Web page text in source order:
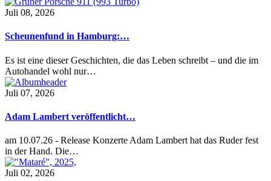
Juli 08, 2026
Scheunenfund in Hamburg:…
Es ist eine dieser Geschichten, die das Leben schreibt – und die im
Autohandel wohl nur…
Juli 07, 2026
Adam Lambert veröffentlicht…
am 10.07.26 - Release Konzerte Adam Lambert hat das Ruder fest
in der Hand. Die…
Juli 02, 2026